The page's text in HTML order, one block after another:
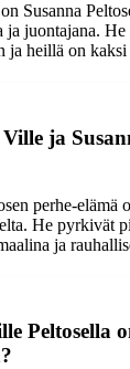
Susanna
ja juontajana.
ja heillä on kaksi
ja
perhe-elämä
He pyrkivät
ja
Peltosella